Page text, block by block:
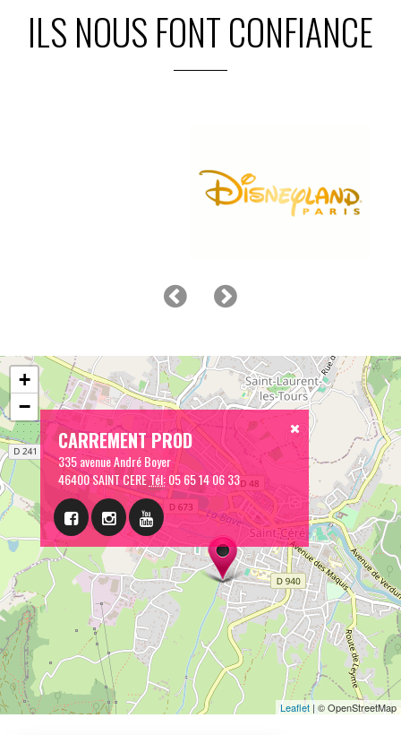
ILS NOUS FONT CONFIANCE
CARREMENT PROD
335 avenue André Boyer
46400 SAINT CERETél: 05 65 14 06 33
+
−